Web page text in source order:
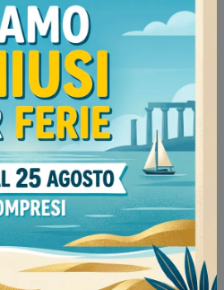
sospesi a Milano
sospesi a Mede
sospesi a Voghera
sospesi a Tortona
Milano
Mede